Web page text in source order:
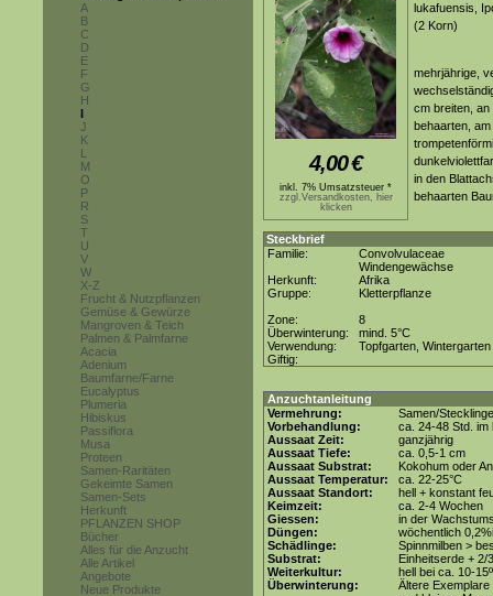
A
B
C
D
E
F
G
H
I
J
K
L
M
O
P
R
S
T
U
V
W
X-Z
Frucht & Nutzpflanzen
Gemüse & Gewürze
Mangroven & Teich
Palmen & Palmfarne
Acacia
Adenium
Baumfarne/Farne
Eucalyptus
Plumeria
Hibiskus
Passiflora
Musa
Proteen
Samen-Raritäten
Gekeimte Samen
Samen-Sets
Herkunft
PFLANZEN SHOP
Bücher
Alles für die Anzucht
Alle Artikel
Angebote
Neue Produkte
4,00€
inkl. 7% Umsatzsteuer *
zzgl.Versandkosten, hier
klicken
lukafuensis,
(2 Korn)
mehrjährige,
cm breiten,
behaarten,
in den
behaarten
Steckbrief
Familie:
Convolvulaceae
Windengewächse
Herkunft:
Afrika
Gruppe:
Kletterpflanze
Zone:
8
Überwinterung:
mind. 5°C
Verwendung:
Topfgarten, Wintergarten
Giftig:
Anzuchtanleitung
Vermehrung:
Samen/Stecklinge
Vorbehandlung:
ca. 24-48 Std. im
Aussaat Zeit:
ganzjährig
Aussaat Tiefe:
ca. 0,5-1 cm
Aussaat Substrat:
Kokohum oder
Aussaat Temperatur:
ca. 22-25°C
Aussaat Standort:
hell + konstant
Keimzeit:
ca. 2-4 Wochen
Giessen:
in der
Düngen:
wöchentlich
Schädlinge:
Spinnmilben >
Substrat:
Einheitserde + 2/
Weiterkultur:
hell bei ca. 10-
Überwinterung:
Ältere